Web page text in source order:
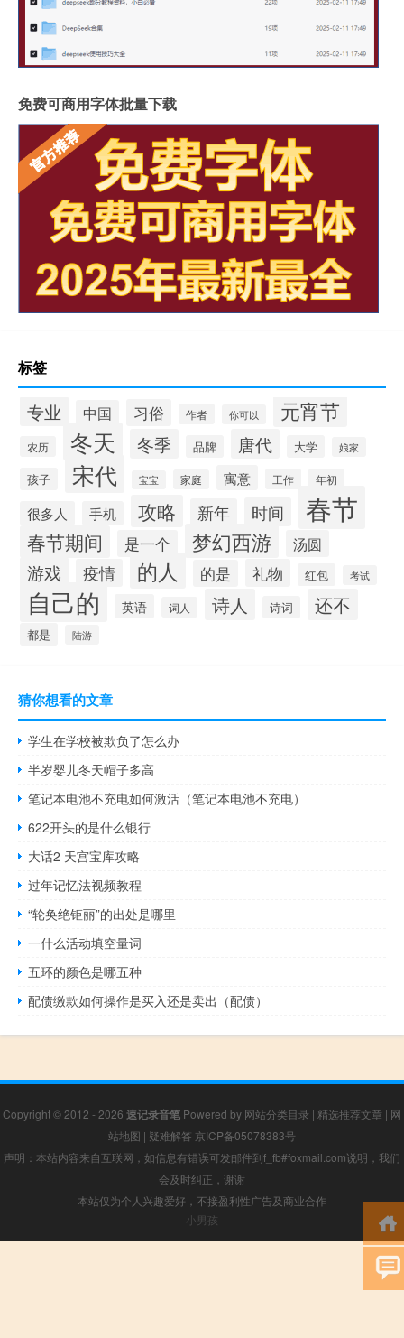
免费可商用字体批量下载
标签
专业 中国 习俗 作者 你可以 元宵节
农历 冬天 冬季 品牌 唐代 大学 娘家
孩子 宋代 宝宝 家庭 寓意 工作 年初
很多人 手机 攻略 新年 时间 春节
春节期间 是一个 梦幻西游 汤圆
游戏 疫情 的人 的是 礼物 红包 考试
自己的 英语 词人 诗人 诗词 还不
都是 陆游
猜你想看的文章
学生在学校被欺负了怎么办
半岁婴儿冬天帽子多高
笔记本电池不充电如何激活（笔记本电池不充电）
622开头的是什么银行
大话2 天宫宝库攻略
过年记忆法视频教程
“轮奂绝钜丽”的出处是哪里
一什么活动填空量词
五环的颜色是哪五种
配债缴款如何操作是买入还是卖出（配债）
Copyright © 2012 - 2026 速记录音笔 Powered by 网站分类目录 | 精选推荐文章 | 网
站地图 | 疑难解答 京ICP备05078383号
声明：本站内容来自互联网，如信息有错误可发邮件到f_fb#foxmail.com说明，我们
会及时纠正，谢谢
本站仅为个人兴趣爱好，不接盈利性广告及商业合作
小男孩